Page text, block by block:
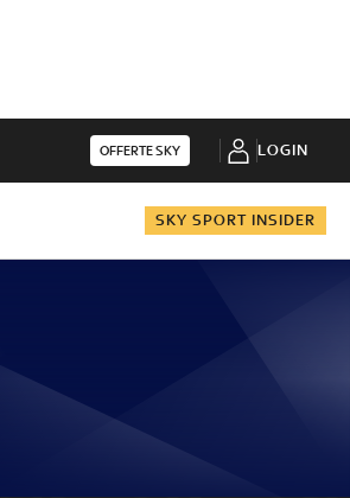
OFFERTE SKY LOGIN
SKY SPORT INSIDER